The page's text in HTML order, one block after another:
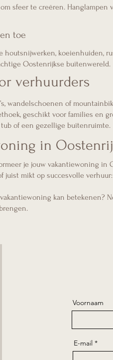
sfeer te creëren.
toe
koeienhuiden,
Oostenrijkse buitenwereld.
verhuurders
wandelschoenen of
geschikt voor families en
tub of een gezellige buitenruimte.
in
je jouw vakantiewoning
juist mikt op succesvolle
kan betekenen?
Voornaam
E-mail